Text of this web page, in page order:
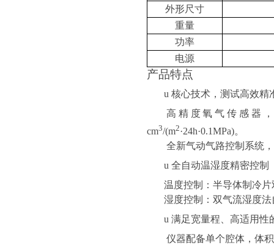
外形尺寸
重量
功率
电源
产品特点
u 核心技术，测试高效精
高精度氧气传感器
cm3/(m2·24h·0.1MPa)。
全新气动气路控制系统
u 全自动温湿度精密控制
温度控制
：半导体制冷
湿度控制：双气流湿度
u 满足宽量程、高适用性
仪器配备单个腔体，体